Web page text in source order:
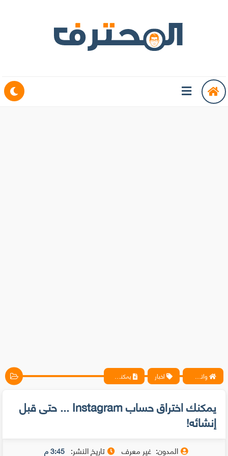
واتس آب ، فيسبوك ، أنترنت ، شروحات تقنية حصرية - المحترف اخبار يمكنك اختراق حساب Instagram ... حتى قبل إنشائه!
يمكنك اختراق حساب Instagram ... حتى قبل
إنشائه!
المدون: غير معرف تاريخ النشر: 3:45 م